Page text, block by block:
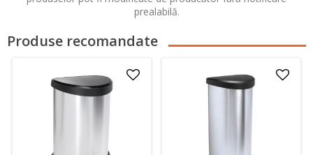
prealabilă.
Produse recomandate